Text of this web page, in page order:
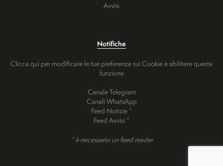
Avvisi
Notifiche
Clicca qui per modificare le tue preferenze sui Cookie e abilitare questa
funzione
Canale Telegram
Canali WhatsApp
Feed Notizie *
Feed Avvisi *
* è necessario un feed reader